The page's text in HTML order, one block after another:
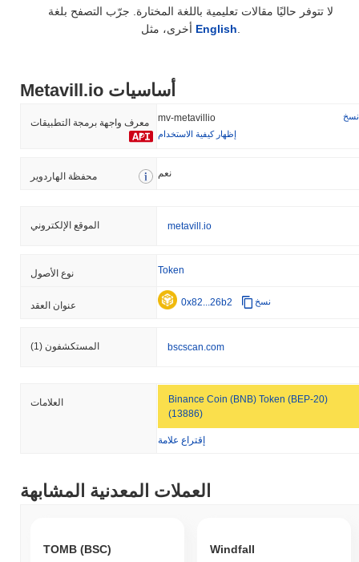
لا تتوفر حاليًا مقالات تعليمية باللغة المختارة. جرّب التصفح بلغة
English
Metavill.io أساسيات
معرف واجهة برمجة التطبيقات mv-metavillio
نسخ
إظهار كيفية الاستخدام
محفظة الهاردوير نعم
الموقع الإلكتروني metavill.io
نوع الأصول Token
عنوان العقد 0x82...26b2 نسخ
المستكشفون (1) bscscan.com
العلامات
Binance Coin (BNB) Token (BEP-20)
(13886)
إقتراع علامة
العملات المعدنية المشابهة
TOMB (BSC) Windfall